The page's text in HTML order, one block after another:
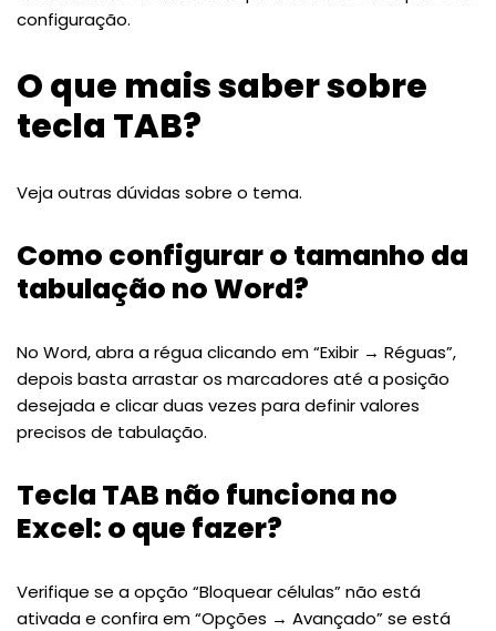
configuração.
O que mais saber sobre
tecla TAB?
Veja outras dúvidas sobre o tema.
Como configurar o tamanho da
tabulação no Word?
No Word, abra a régua clicando em “Exibir → Réguas”,
depois basta arrastar os marcadores até a posição
desejada e clicar duas vezes para definir valores
precisos de tabulação.
Tecla TAB não funciona no
Excel: o que fazer?
Verifique se a opção “Bloquear células” não está
ativada e confira em “Opções → Avançado” se está